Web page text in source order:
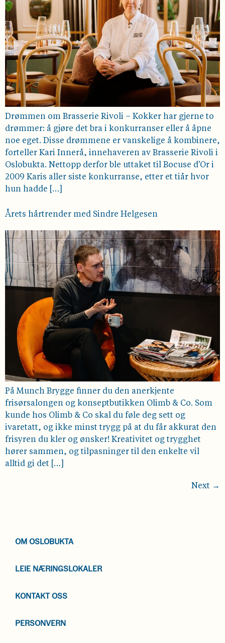
Drømmen om Brasserie Rivoli – Kokker har gjerne to
drømmer: å gjøre det bra i konkurranser eller å åpne
noe eget. Disse drømmene er vanskelige å kombinere,
forteller Kari Innerå, innehaveren av Brasserie Rivoli i
Oslobukta. Nettopp derfor ble uttaket til Bocuse d'Or i
2009 Karis aller siste konkurranse, etter et tiår hvor
hun hadde […]
Årets hårtrender med Sindre Helgesen
På Munch Brygge finner du den anerkjente
frisørsalongen og konseptbutikken Olimb & Co. Som
kunde hos Olimb & Co skal du føle deg sett og
ivaretatt, og ikke minst trygg på at du får akkurat den
frisyren du kler og ønsker! Kreativitet og trygghet
hører sammen, og tilpasninger til den enkelte vil
alltid gi det […]
Next →
OM OSLOBUKTA
LEIE NÆRINGSLOKALER
KONTAKT OSS
PERSONVERN